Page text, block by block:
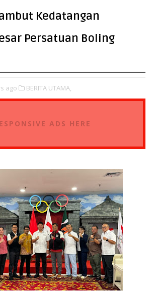
Kedatangan
Persatuan Boling
ago BERITA UTAMA,
ADS HERE